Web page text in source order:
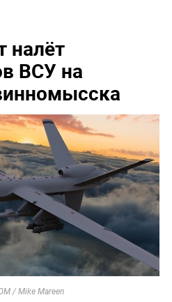
налёт
ВСУ на
/ Mike Mareen